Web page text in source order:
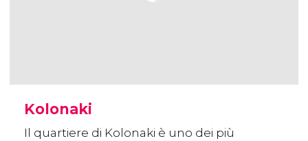
Kolonaki
Il quartiere di Kolonaki è uno dei più